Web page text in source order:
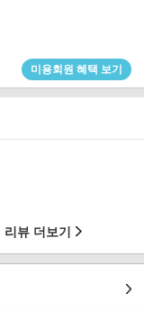
미용회원 혜택 보기
리뷰 더보기